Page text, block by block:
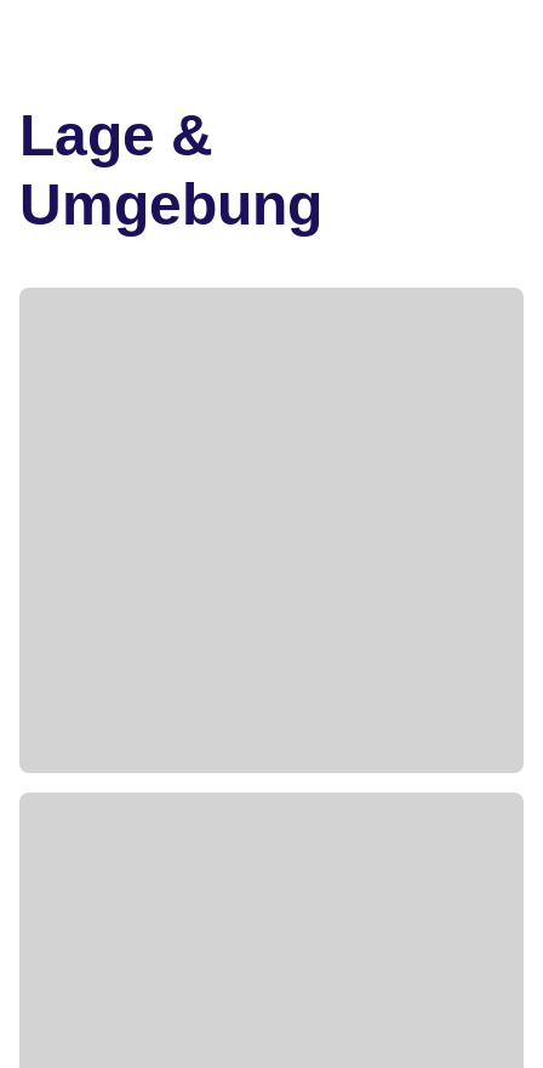
Lage &
Umgebung